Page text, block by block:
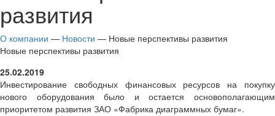
развития
О компании — Новости — Новые перспективы развития
Новые перспективы развития
25.02.2019
Инвестирование свободных финансовых ресурсов на покупку
нового оборудования было и остается основополагающим
приоритетом развития ЗАО «Фабрика диаграммных бумаг».